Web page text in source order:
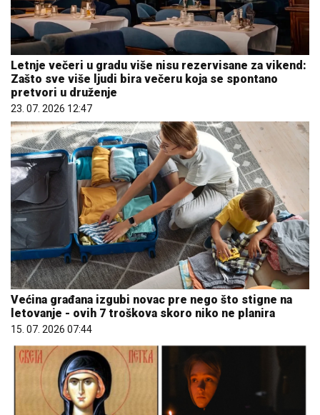
Letnje večeri u gradu više nisu rezervisane za vikend:
Zašto sve više ljudi bira večeru koja se spontano
pretvori u druženje
23. 07. 2026 12:47
Većina građana izgubi novac pre nego što stigne na
letovanje - ovih 7 troškova skoro niko ne planira
15. 07. 2026 07:44